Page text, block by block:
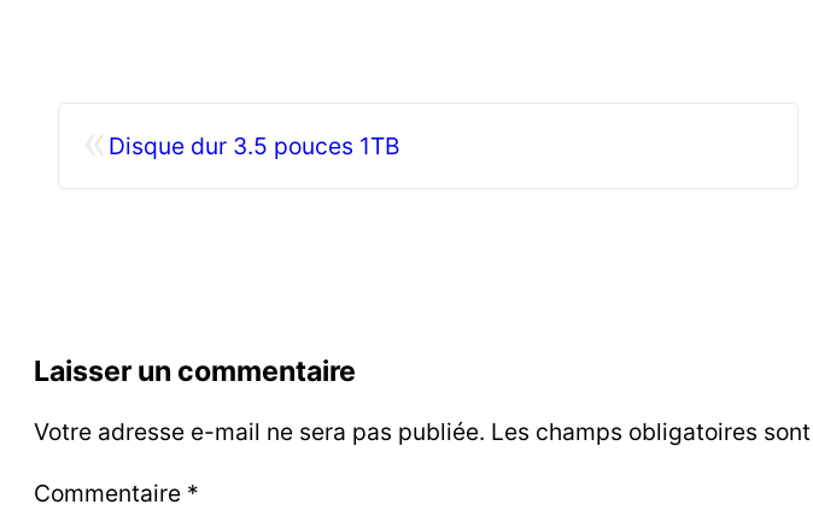
Disque dur 3.5 pouces 1TB
Laisser un commentaire
Votre adresse e-mail ne sera pas publiée. Les champs obligatoires
Commentaire *